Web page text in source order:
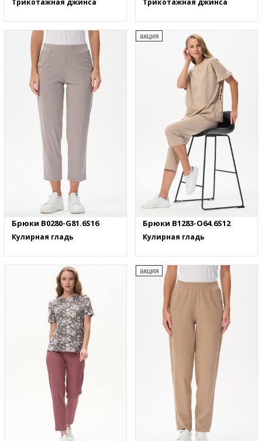
Трикотажная джинса Трикотажная джинса
Брюки B0280-G81.6S16
Кулирная гладь
акция
Брюки B1283-O64.6S12
Кулирная гладь
акция